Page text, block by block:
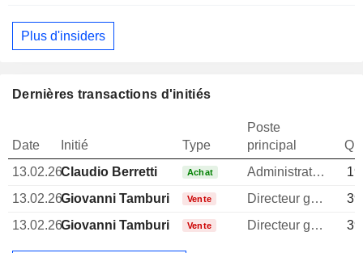
Plus d'insiders
Dernières transactions d'initiés
Date Initié Type
Poste
principal
13.02.26Claudio Berretti Achat Administrateur
13.02.26Giovanni Tamburi Vente Directeur general
13.02.26Giovanni Tamburi Vente Directeur general